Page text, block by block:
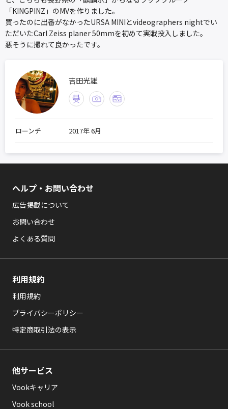
「KINGPINZ」のMVを作りました。
買ったのに出番がなかったURSA MINIとvideographers nightでい
ただいたCarl Zeiss planer 50mmを初めて実戦投入しました。
悪そうに撮れて良かったです。
吉田光雄
ローンチ 2017年 6月
ヘルプ・お問い合わせ
広告掲載について
お問い合わせ
よくある質問
利用規約
利用規約
プライバシーポリシー
特定商取引法の表示
他サービス
Vookキャリア
Vook school